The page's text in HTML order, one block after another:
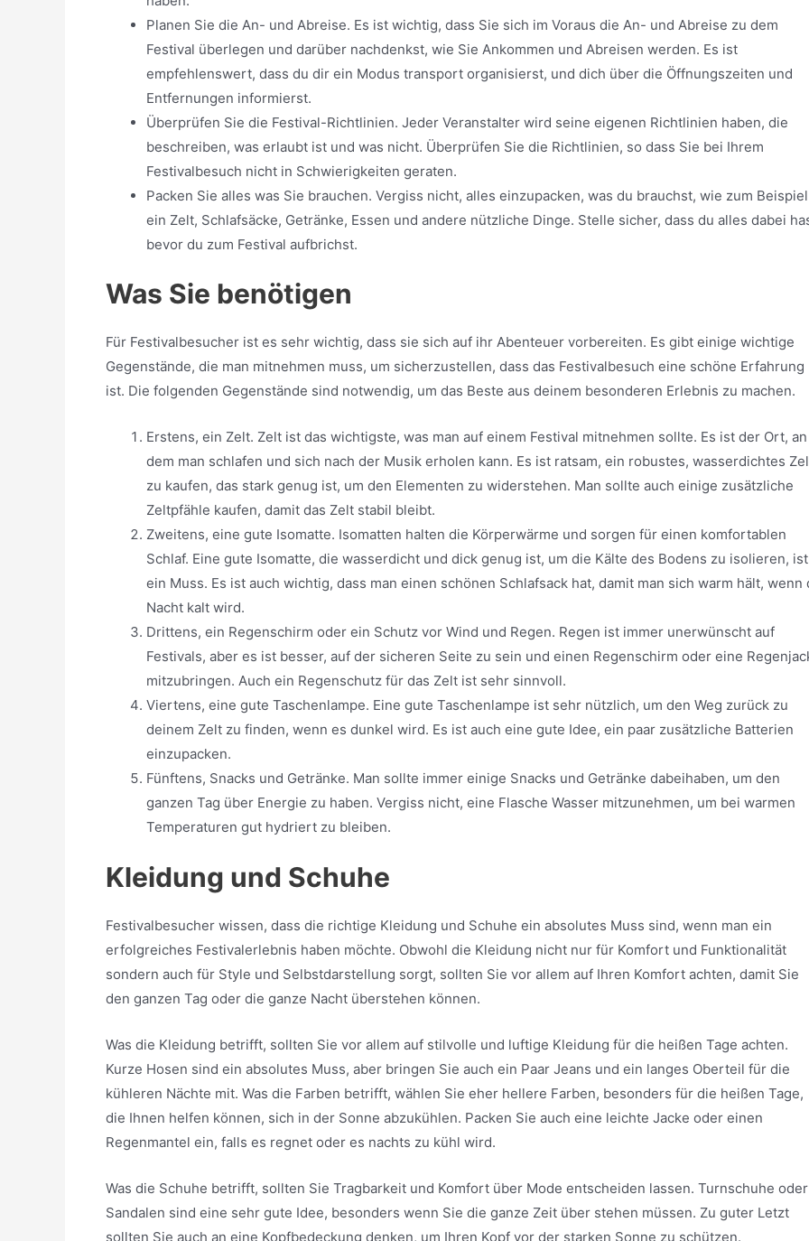
Planen Sie die An- und Abreise. Es ist wichtig, dass Sie sich im Voraus die An- und Abreise zu dem
Festival überlegen und darüber nachdenkst, wie Sie Ankommen und Abreisen werden. Es ist
empfehlenswert, dass du dir ein Modus transport organisierst, und dich über die Öffnungszeiten und
Entfernungen informierst.
Überprüfen Sie die Festival-Richtlinien. Jeder Veranstalter wird seine eigenen Richtlinien haben, die
beschreiben, was erlaubt ist und was nicht. Überprüfen Sie die Richtlinien, so dass Sie bei Ihrem
Festivalbesuch nicht in Schwierigkeiten geraten.
Packen Sie alles was Sie brauchen. Vergiss nicht, alles einzupacken, was du brauchst, wie zum Beispiel
ein Zelt, Schlafsäcke, Getränke, Essen und andere nützliche Dinge. Stelle sicher, dass du alles dabei
bevor du zum Festival aufbrichst.
Was Sie benötigen
Für Festivalbesucher ist es sehr wichtig, dass sie sich auf ihr Abenteuer vorbereiten. Es gibt einige wichtige
Gegenstände, die man mitnehmen muss, um sicherzustellen, dass das Festivalbesuch eine schöne Erfahrung
ist. Die folgenden Gegenstände sind notwendig, um das Beste aus deinem besonderen Erlebnis zu machen.
Erstens, ein Zelt. Zelt ist das wichtigste, was man auf einem Festival mitnehmen sollte. Es ist der Ort, an
dem man schlafen und sich nach der Musik erholen kann. Es ist ratsam, ein robustes, wasserdichtes
zu kaufen, das stark genug ist, um den Elementen zu widerstehen. Man sollte auch einige zusätzliche
Zeltpfähle kaufen, damit das Zelt stabil bleibt.
Zweitens, eine gute Isomatte. Isomatten halten die Körperwärme und sorgen für einen komfortablen
Schlaf. Eine gute Isomatte, die wasserdicht und dick genug ist, um die Kälte des Bodens zu isolieren, ist
ein Muss. Es ist auch wichtig, dass man einen schönen Schlafsack hat, damit man sich warm hält, wenn
Nacht kalt wird.
Drittens, ein Regenschirm oder ein Schutz vor Wind und Regen. Regen ist immer unerwünscht auf
Festivals, aber es ist besser, auf der sicheren Seite zu sein und einen Regenschirm oder eine
mitzubringen. Auch ein Regenschutz für das Zelt ist sehr sinnvoll.
Viertens, eine gute Taschenlampe. Eine gute Taschenlampe ist sehr nützlich, um den Weg zurück zu
deinem Zelt zu finden, wenn es dunkel wird. Es ist auch eine gute Idee, ein paar zusätzliche Batterien
einzupacken.
Fünftens, Snacks und Getränke. Man sollte immer einige Snacks und Getränke dabeihaben, um den
ganzen Tag über Energie zu haben. Vergiss nicht, eine Flasche Wasser mitzunehmen, um bei warmen
Temperaturen gut hydriert zu bleiben.
Kleidung und Schuhe
Festivalbesucher wissen, dass die richtige Kleidung und Schuhe ein absolutes Muss sind, wenn man ein
erfolgreiches Festivalerlebnis haben möchte. Obwohl die Kleidung nicht nur für Komfort und Funktionalität
sondern auch für Style und Selbstdarstellung sorgt, sollten Sie vor allem auf Ihren Komfort achten, damit Sie
den ganzen Tag oder die ganze Nacht überstehen können.
Was die Kleidung betrifft, sollten Sie vor allem auf stilvolle und luftige Kleidung für die heißen Tage achten.
Kurze Hosen sind ein absolutes Muss, aber bringen Sie auch ein Paar Jeans und ein langes Oberteil für die
kühleren Nächte mit. Was die Farben betrifft, wählen Sie eher hellere Farben, besonders für die heißen Tage,
die Ihnen helfen können, sich in der Sonne abzukühlen. Packen Sie auch eine leichte Jacke oder einen
Regenmantel ein, falls es regnet oder es nachts zu kühl wird.
Was die Schuhe betrifft, sollten Sie Tragbarkeit und Komfort über Mode entscheiden lassen. Turnschuhe oder
Sandalen sind eine sehr gute Idee, besonders wenn Sie die ganze Zeit über stehen müssen. Zu guter Letzt
sollten Sie auch an eine Kopfbedeckung denken, um Ihren Kopf vor der starken Sonne zu schützen.